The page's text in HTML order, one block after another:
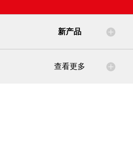
新产品
查看更多